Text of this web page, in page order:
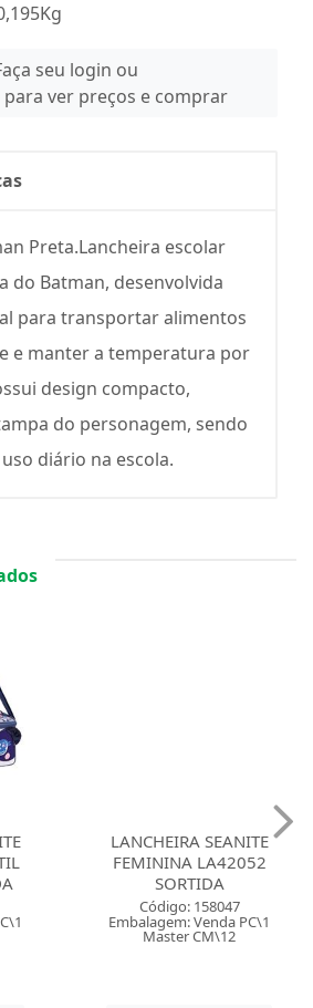
seu login ou
para ver preços e comprar
Preta.Lancheira escolar
do Batman, desenvolvida
para transportar alimentos
e manter a temperatura por
design compacto,
do personagem, sendo
diário na escola.
LANCHEIRA SEANITE
FEMININA LA42052
SORTIDA
Código: 158047
Embalagem: Venda PC\1
Master CM\12